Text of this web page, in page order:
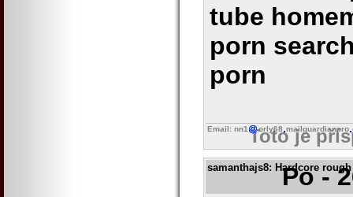
tube
porn
porn
Email: nn1 orly68 mailguardianpro
Toto je
samanthajs8: Hardcore
Po -